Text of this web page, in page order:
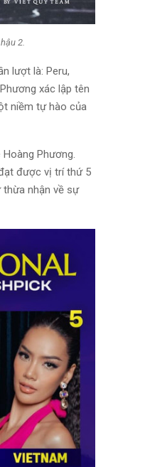
2.
lượt là: Peru,
xác lập tên
niềm tự hào của
Phương.
được vị trí thứ 5
thừa nhận về sự